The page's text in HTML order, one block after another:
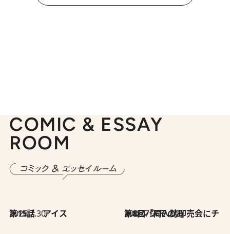
COMIC & ESSAY
ROOM
2026.7.30
第15話 アイス 2026.7.30
第8回「同人誌即売会にチャレンジ その2」